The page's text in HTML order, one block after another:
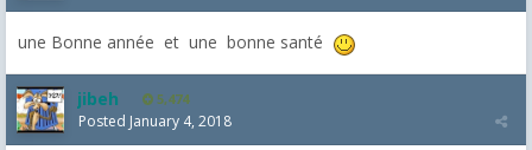
une Bonne année et une bonne santé
jibeh 5,474
Posted January 4, 2018